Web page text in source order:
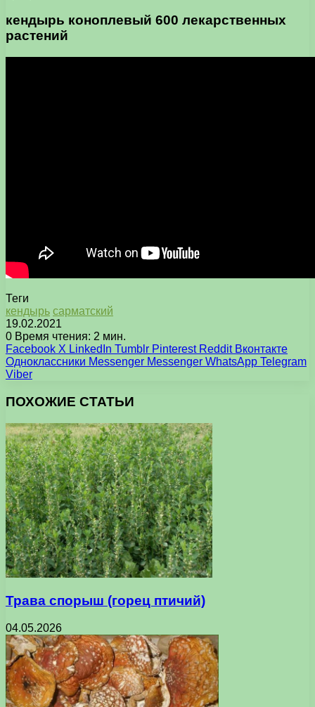
кендырь коноплевый 600 лекарственных
растений
Теги
кендырь сарматский
19.02.2021
0 Время чтения: 2 мин.
Facebook X LinkedIn Tumblr Pinterest Reddit Вконтакте
Одноклассники Messenger Messenger WhatsApp Telegram
Viber
ПОХОЖИЕ СТАТЬИ
Трава спорыш (горец птичий)
04.05.2026